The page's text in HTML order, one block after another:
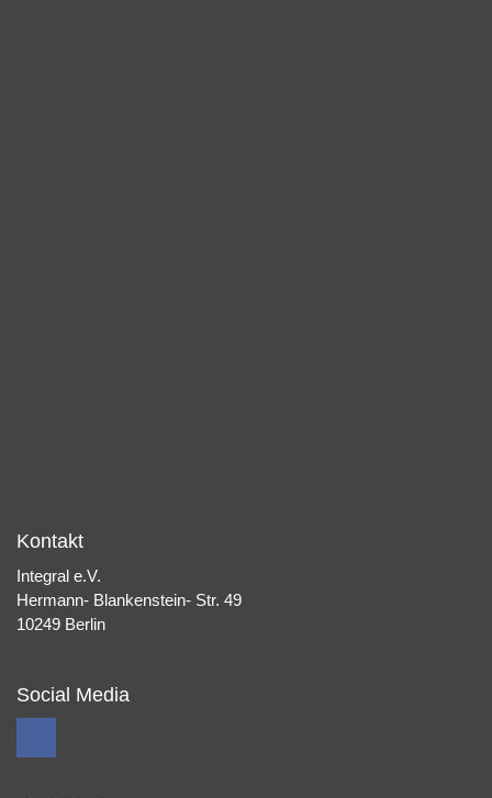
Kontakt
Integral e.V.
Hermann- Blankenstein- Str. 49
10249 Berlin
Social Media